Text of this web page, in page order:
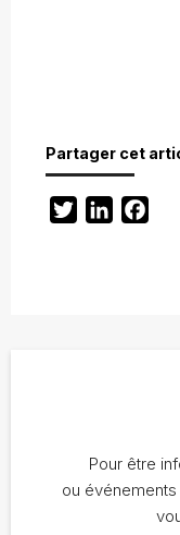
Partager cet
TwitterLinkedIn
Pour être
ou